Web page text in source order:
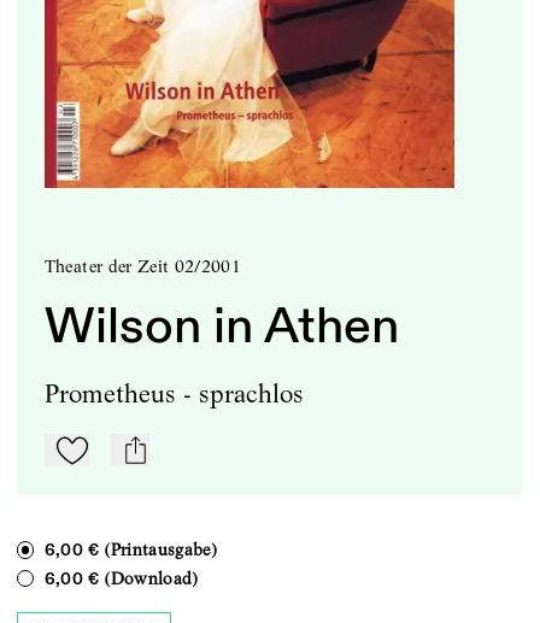
Theater der Zeit 02/2001
Wilson in Athen
Prometheus - sprachlos
Zu Mein-TdZ hinzufügen
mail
6,00 €(Printausgabe)
6,00 €(Download)